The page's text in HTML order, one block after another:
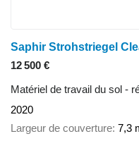
Saphir Strohstriegel
12 500 €
Matériel de travail du sol -
2020
Largeur de couverture 7,3